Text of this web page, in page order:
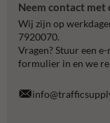
Neem contact met
Wij zijn op
7920070.
Vragen? Stuur een
formulier in en we